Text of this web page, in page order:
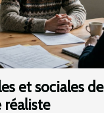
et sociales de
réaliste